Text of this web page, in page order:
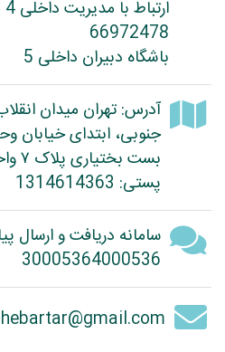
66972478
باشگاه دبیران داخلی 5
آدرس: تهران میدان
جنوبی، ابتدای خیابان
پستی: 1314614363
سامانه دریافت و ارسال
30005364000536